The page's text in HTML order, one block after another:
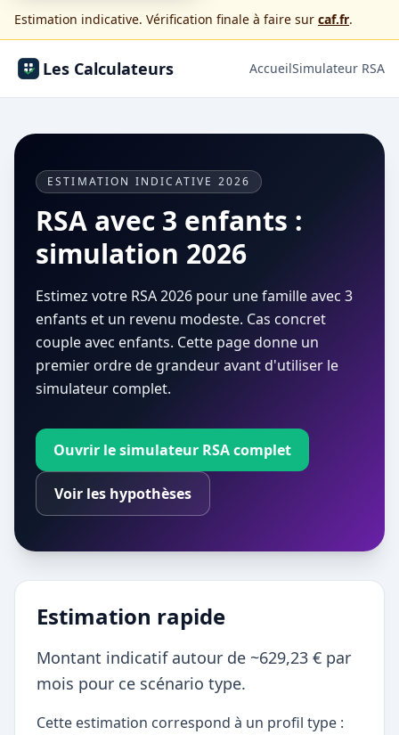
Estimation indicative. Vérification finale à faire sur caf.fr.
Les Calculateurs AccueilSimulateur RSA
ESTIMATION INDICATIVE 2026
RSA avec 3 enfants :
simulation 2026
Estimez votre RSA 2026 pour une famille avec 3
enfants et un revenu modeste. Cas concret
couple avec enfants. Cette page donne un
premier ordre de grandeur avant d'utiliser le
simulateur complet.
Ouvrir le simulateur RSA complet
Voir les hypothèses
Estimation rapide
Montant indicatif autour de ~629,23 € par
mois pour ce scénario type.
Cette estimation correspond à un profil type :